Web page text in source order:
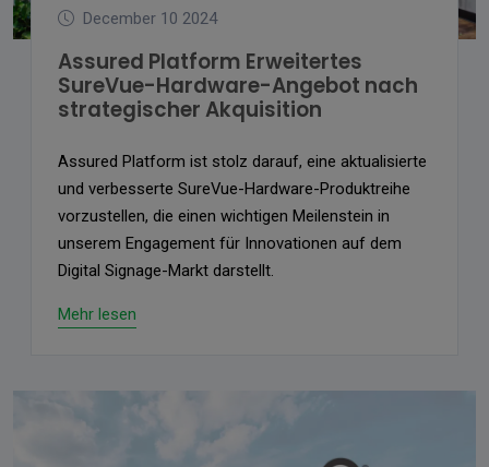
December 10 2024
Assured Platform Erweitertes
SureVue-Hardware-Angebot nach
strategischer Akquisition
Assured Platform ist stolz darauf, eine aktualisierte
und verbesserte SureVue-Hardware-Produktreihe
vorzustellen, die einen wichtigen Meilenstein in
unserem Engagement für Innovationen auf dem
Digital Signage-Markt darstellt.
Mehr lesen